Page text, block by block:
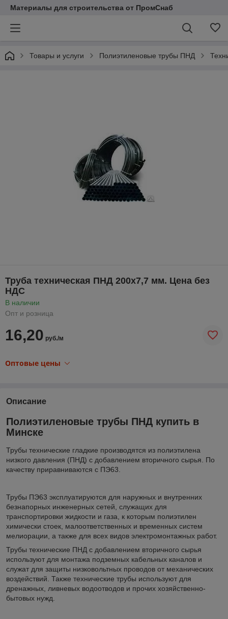
Материалы для строительства от ПромСнаб
Товары и услуги Полиэтиленовые трубы ПНД
Труба техническая ПНД 200х7,7 мм. Цена без
НДС
В наличии
Опт и розница
16,20 руб./м
Оптовые цены
Описание
Полиэтиленовые трубы ПНД купить в
Минске
Трубы технические гладкие производятся из полиэтилена
низкого давления (ПНД) с добавлением вторичного сырья. По
качеству приравниваются с ПЭ63.
Трубы ПЭ63 эксплуатируются для наружных и внутренних
безнапорных инженерных сетей, служащих для
транспортировки жидкости и газа, к которым полиэтилен
химически стоек, малоответственных и временных систем
мелиорации, а также для всех видов электромонтажных работ.
Трубы технические ПНД с добавлением вторичного сырья
используют для монтажа подземных кабельных каналов и
служат для защиты низковольтных проводов от механических
воздействий. Также технические трубы используют для
дренажных, ливневых водоотводов и прочих хозяйственно-
бытовых нужд.